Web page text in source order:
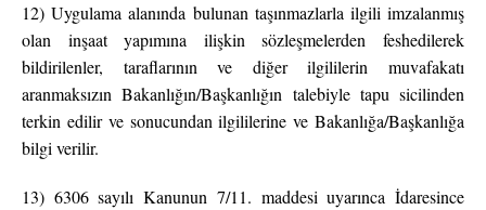
12) Uygulama alanında bulunan taşınmazlarla ilgili imzalanmış
olan inşaat yapımına ilişkin sözleşmelerden feshedilerek
bildirilenler, taraflarının ve diğer ilgililerin muvafakatı
aranmaksızın Bakanlığın/Başkanlığın talebiyle tapu sicilinden
terkin edilir ve sonucundan ilgililerine ve Bakanlığa/Başkanlığa
bilgi verilir.
13) 6306 sayılı Kanunun 7/11. maddesi uyarınca İdaresince